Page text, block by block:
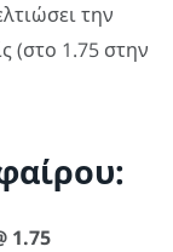
την
(στο 1.75 στην
1.75